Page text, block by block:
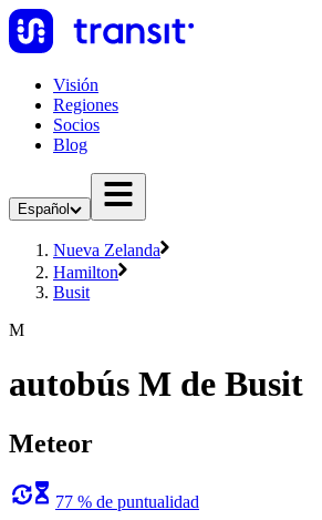
Visión
Regiones
Socios
Blog
Español
Nueva Zelanda
Hamilton
Busit
M
autobús M de Busit
Meteor
77 % de puntualidad